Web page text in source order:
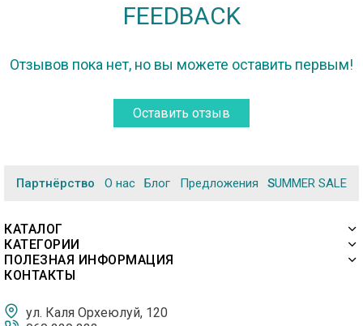
FEEDBACK
Отзывов пока нет, но вы можете оставить первым!
Оставить отзыв
Партнёрство О нас Блог Предложения SUMMER SALE
КАТАЛОГ
КАТЕГОРИИ
ПОЛЕЗНАЯ ИНФОРМАЦИЯ
КОНТАКТЫ
ул. Каля Орхеюлуй, 120